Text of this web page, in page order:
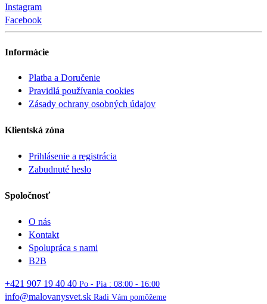
Instagram
Facebook
Informácie
Platba a Doručenie
Pravidlá používania cookies
Zásady ochrany osobných údajov
Klientská zóna
Prihlásenie a registrácia
Zabudnuté heslo
Spoločnosť
O nás
Kontakt
Spolupráca s nami
B2B
+421 907 19 40 40 Po - Pia : 08:00 - 16:00
info@malovanysvet.sk Radi Vám pomôžeme